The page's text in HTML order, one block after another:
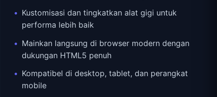
Kustomisasi dan tingkatkan alat gigi untuk
performa lebih baik
Mainkan langsung di browser modern dengan
dukungan HTML5 penuh
Kompatibel di desktop, tablet, dan perangkat
mobile